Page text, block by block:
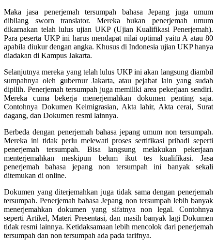
Maka jasa penerjemah tersumpah bahasa Jepang juga umum
dibilang sworn translator. Mereka bukan penerjemah umum
dikarnakan telah lulus ujian UKP (Ujian Kualifikasi Penerjemah).
Para peserta UKP ini harus mendapat nilai optimal yaitu A atau 80
apabila diukur dengan angka. Khusus di Indonesia ujian UKP hanya
diadakan di Kampus Jakarta.
Selanjutnya mereka yang telah lulus UKP ini akan langsung diambil
sumpahnya oleh gubernur Jakarta, atau pejabat lain yang sudah
dipilih. Penerjemah tersumpah juga memiliki area pekerjaan sendiri.
Mereka cuma bekerja menerjemahkan dokumen penting saja.
Contohnya Dokumen Keimigrasian, Akta lahir, Akta cerai, Surat
dagang, dan Dokumen resmi lainnya.
Berbeda dengan penerjemah bahasa jepang umum non tersumpah.
Mereka ini tidak perlu melewati proses sertifikasi pribadi seperti
penerjemah tersumpah. Bisa langsung melakukan pekerjaan
menterjemahkan meskipun belum ikut tes kualifikasi. Jasa
penerjemah bahasa jepang non tersumpah ini banyak sekali
ditemukan di online.
Dokumen yang diterjemahkan juga tidak sama dengan penerjemah
tersumpah. Penerjemah bahasa Jepang non tersumpah lebih banyak
menerjemahkan dokumen yang sifatnya non legal. Contohnya
seperti Artikel, Materi Presentasi, dan masih banyak lagi Dokumen
tidak resmi lainnya. Ketidaksamaan lebih mencolok dari penerjemah
tersumpah dan non tersumpah ada pada tarifnya.